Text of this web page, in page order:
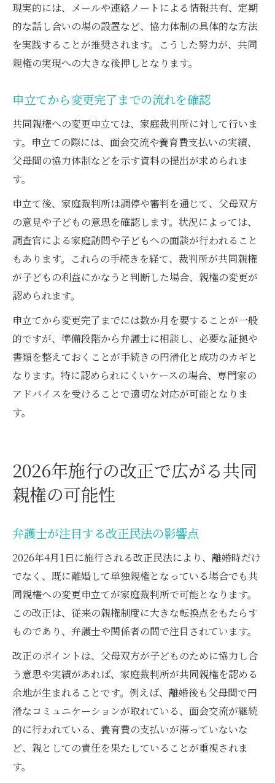
現実的には、メールや連絡ノートによる情報共有、定期
的な話し合いの場の設置など、協力体制の具体的な方法
を実践することが推奨されます。こうした努力が、共同
親権の実現への大きな後押しとなります。
申立てから変更完了までの流れを確認
共同親権への変更申立ては、家庭裁判所に対して行いま
す。申立ての際には、面会交流や養育費支払いの実績、
父母間の協力体制などを示す資料の提出が求められま
す。
申立て後、家庭裁判所は調停や審判を通じて、父母双方
の意見や子どもの意思を確認します。状況によっては、
調査官による家庭訪問や子どもへの面談が行われること
もあります。これらの手続きを経て、裁判所が共同親権
が子どもの利益にかなうと判断した場合、親権の変更が
認められます。
申立てから変更完了までには数か月を要することが一般
的ですが、準備段階から弁護士に相談し、必要な証拠や
書類を整えておくことが手続きの円滑化と成功のカギと
なります。特に認められにくいケースの場合、専門家の
アドバイスを受けることで適切な対応が可能となりま
す。
2026年施行の改正で広がる共同
親権の可能性
弁護士が注目する改正民法の影響点
2026年4月1日に施行される改正民法により、離婚時だけ
でなく、既に離婚して単独親権となっている場合でも共
同親権への変更申立てが家庭裁判所で可能となります。
この改正は、従来の親権制度に大きな転換点をもたらす
ものであり、弁護士や関係者の間で注目されています。
改正のポイントは、父母双方が子どものために協力し合
う意思や実績があれば、家庭裁判所が共同親権を認める
余地が生まれることです。例えば、離婚後も父母間で円
滑なコミュニケーションが取れている、面会交流が継続
的に行われている、養育費の支払いが滞っていないな
ど、親としての責任を果たしていることが重視されま
す。